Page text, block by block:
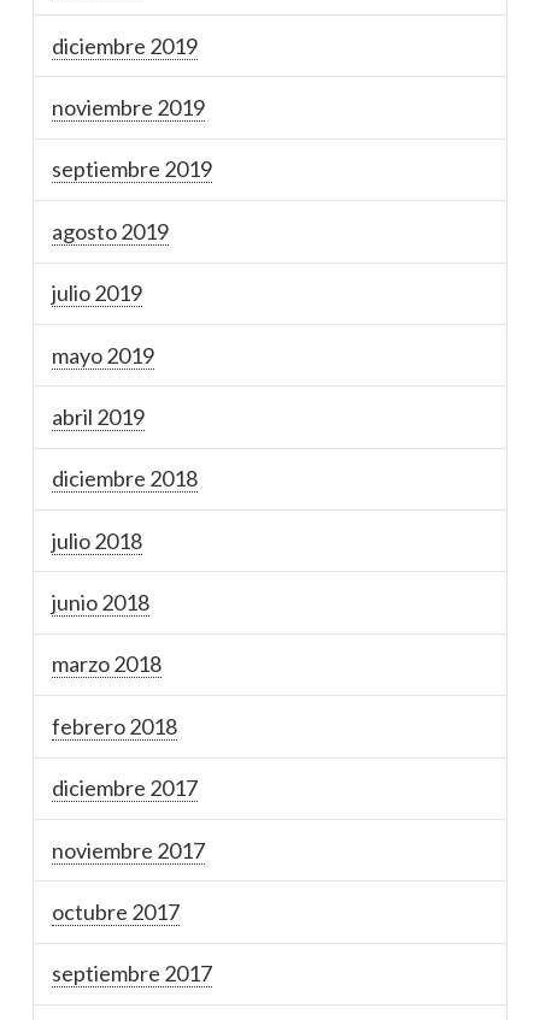
diciembre 2019
noviembre 2019
septiembre 2019
agosto 2019
julio 2019
mayo 2019
abril 2019
diciembre 2018
julio 2018
junio 2018
marzo 2018
febrero 2018
diciembre 2017
noviembre 2017
octubre 2017
septiembre 2017